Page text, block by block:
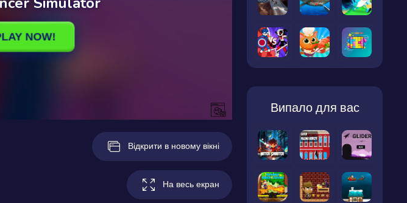
Відкрити в новому вікні
На весь екран
Випало для вас